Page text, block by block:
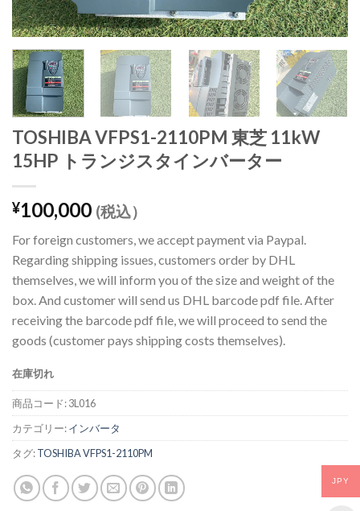
TOSHIBA VFPS1-2110PM 東芝 11kW
15HP トランジスタインバーター
¥100,000 (税込）
For foreign customers, we accept payment via Paypal.
Regarding shipping issues, customers order by DHL
themselves, we will inform you of the size and weight of the
box. And customer will send us DHL barcode pdf file. After
receiving the barcode pdf file, we will proceed to send the
goods (customer pays shipping costs themselves).
在庫切れ
商品コード:3L016
カテゴリー:インバータ
タグ:TOSHIBA VFPS1-2110PM
JPY